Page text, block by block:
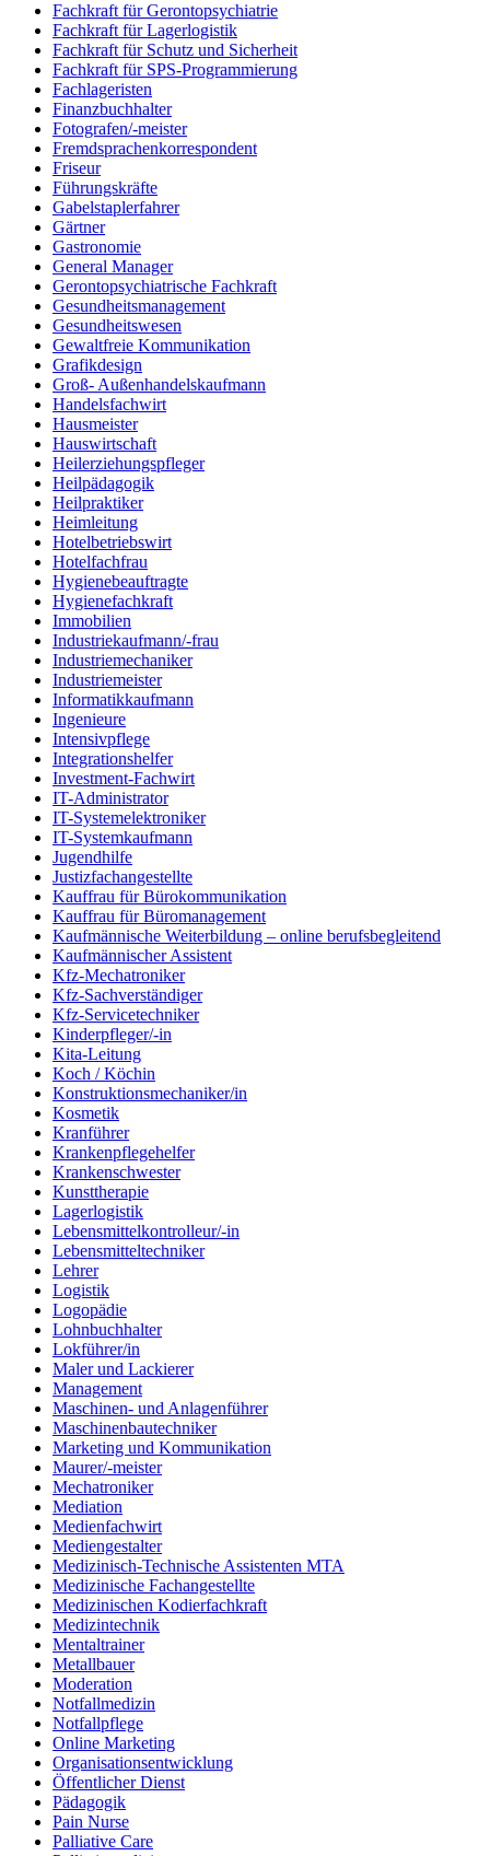
Fachkraft für Gerontopsychiatrie
Fachkraft für Lagerlogistik
Fachkraft für Schutz und Sicherheit
Fachkraft für SPS-Programmierung
Fachlageristen
Finanzbuchhalter
Fotografen/-meister
Fremdsprachenkorrespondent
Friseur
Führungskräfte
Gabelstaplerfahrer
Gärtner
Gastronomie
General Manager
Gerontopsychiatrische Fachkraft
Gesundheitsmanagement
Gesundheitswesen
Gewaltfreie Kommunikation
Grafikdesign
Groß- Außenhandelskaufmann
Handelsfachwirt
Hausmeister
Hauswirtschaft
Heilerziehungspfleger
Heilpädagogik
Heilpraktiker
Heimleitung
Hotelbetriebswirt
Hotelfachfrau
Hygienebeauftragte
Hygienefachkraft
Immobilien
Industriekaufmann/-frau
Industriemechaniker
Industriemeister
Informatikkaufmann
Ingenieure
Intensivpflege
Integrationshelfer
Investment-Fachwirt
IT-Administrator
IT-Systemelektroniker
IT-Systemkaufmann
Jugendhilfe
Justizfachangestellte
Kauffrau für Bürokommunikation
Kauffrau für Büromanagement
Kaufmännische Weiterbildung – online berufsbegleitend
Kaufmännischer Assistent
Kfz-Mechatroniker
Kfz-Sachverständiger
Kfz-Servicetechniker
Kinderpfleger/-in
Kita-Leitung
Koch / Köchin
Konstruktionsmechaniker/in
Kosmetik
Kranführer
Krankenpflegehelfer
Krankenschwester
Kunsttherapie
Lagerlogistik
Lebensmittelkontrolleur/-in
Lebensmitteltechniker
Lehrer
Logistik
Logopädie
Lohnbuchhalter
Lokführer/in
Maler und Lackierer
Management
Maschinen- und Anlagenführer
Maschinenbautechniker
Marketing und Kommunikation
Maurer/-meister
Mechatroniker
Mediation
Medienfachwirt
Mediengestalter
Medizinisch-Technische Assistenten MTA
Medizinische Fachangestellte
Medizinischen Kodierfachkraft
Medizintechnik
Mentaltrainer
Metallbauer
Moderation
Notfallmedizin
Notfallpflege
Online Marketing
Organisationsentwicklung
Öffentlicher Dienst
Pädagogik
Pain Nurse
Palliative Care